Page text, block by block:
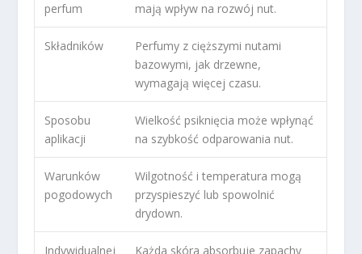
perfum
mają wpływ na rozwój nut.
Składników
Perfumy z cięższymi nutami
bazowymi, jak drzewne,
wymagają więcej czasu.
Sposobu
aplikacji
Wielkość psiknięcia może wpłynąć
na szybkość odparowania nut.
Warunków
pogodowych
Wilgotność i temperatura mogą
przyspieszyć lub spowolnić
drydown.
Indywidualnej Każda skóra absorbuje zapachy